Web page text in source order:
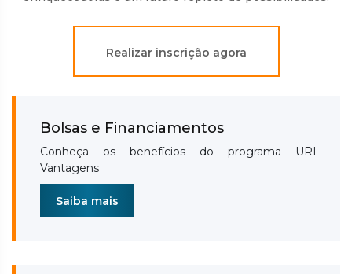
Realizar inscrição agora
Bolsas e Financiamentos
Conheça os benefícios do programa URI
Vantagens
Saiba mais